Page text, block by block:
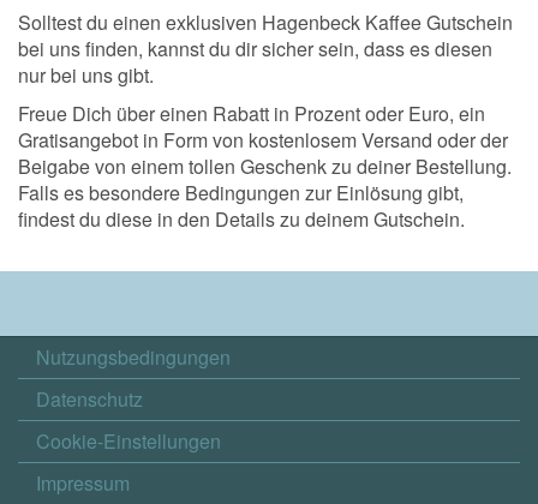
Solltest du einen exklusiven Hagenbeck Kaffee Gutschein
bei uns finden, kannst du dir sicher sein, dass es diesen
nur bei uns gibt.
Freue Dich über einen Rabatt in Prozent oder Euro, ein
Gratisangebot in Form von kostenlosem Versand oder der
Beigabe von einem tollen Geschenk zu deiner Bestellung.
Falls es besondere Bedingungen zur Einlösung gibt,
findest du diese in den Details zu deinem Gutschein.
Nutzungsbedingungen
Datenschutz
Cookie-Einstellungen
Impressum